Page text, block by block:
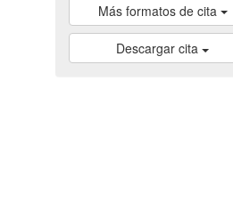
Más formatos de cita
Descargar cita